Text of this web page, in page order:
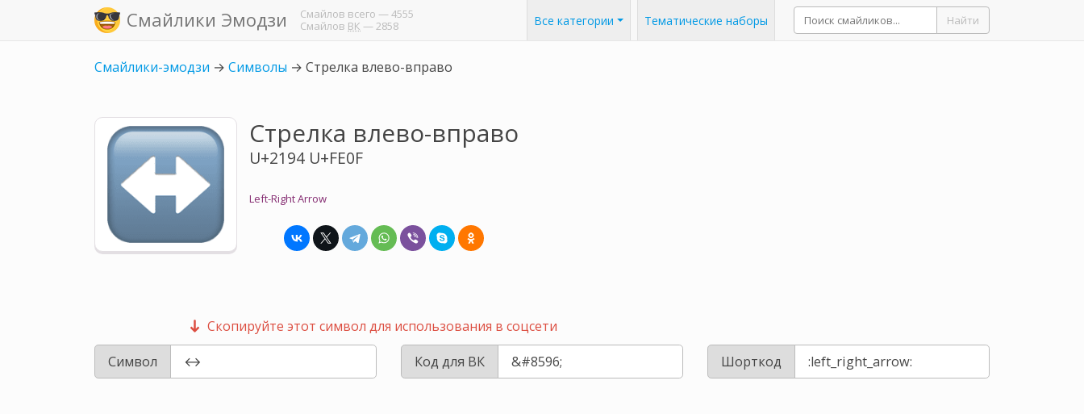
Смайлики Эмодзи Смайлов всего — 4555
Смайлов ВК — 2858 Все категории Тематические наборы Найти
Смайлики-эмодзи → Символы → Стрелка влево-вправо
Стрелка влево-вправо
U+2194 U+FE0F
Left-Right Arrow
Скопируйте этот символ для использования в соцсети
Символ
Код для ВК Шорткод